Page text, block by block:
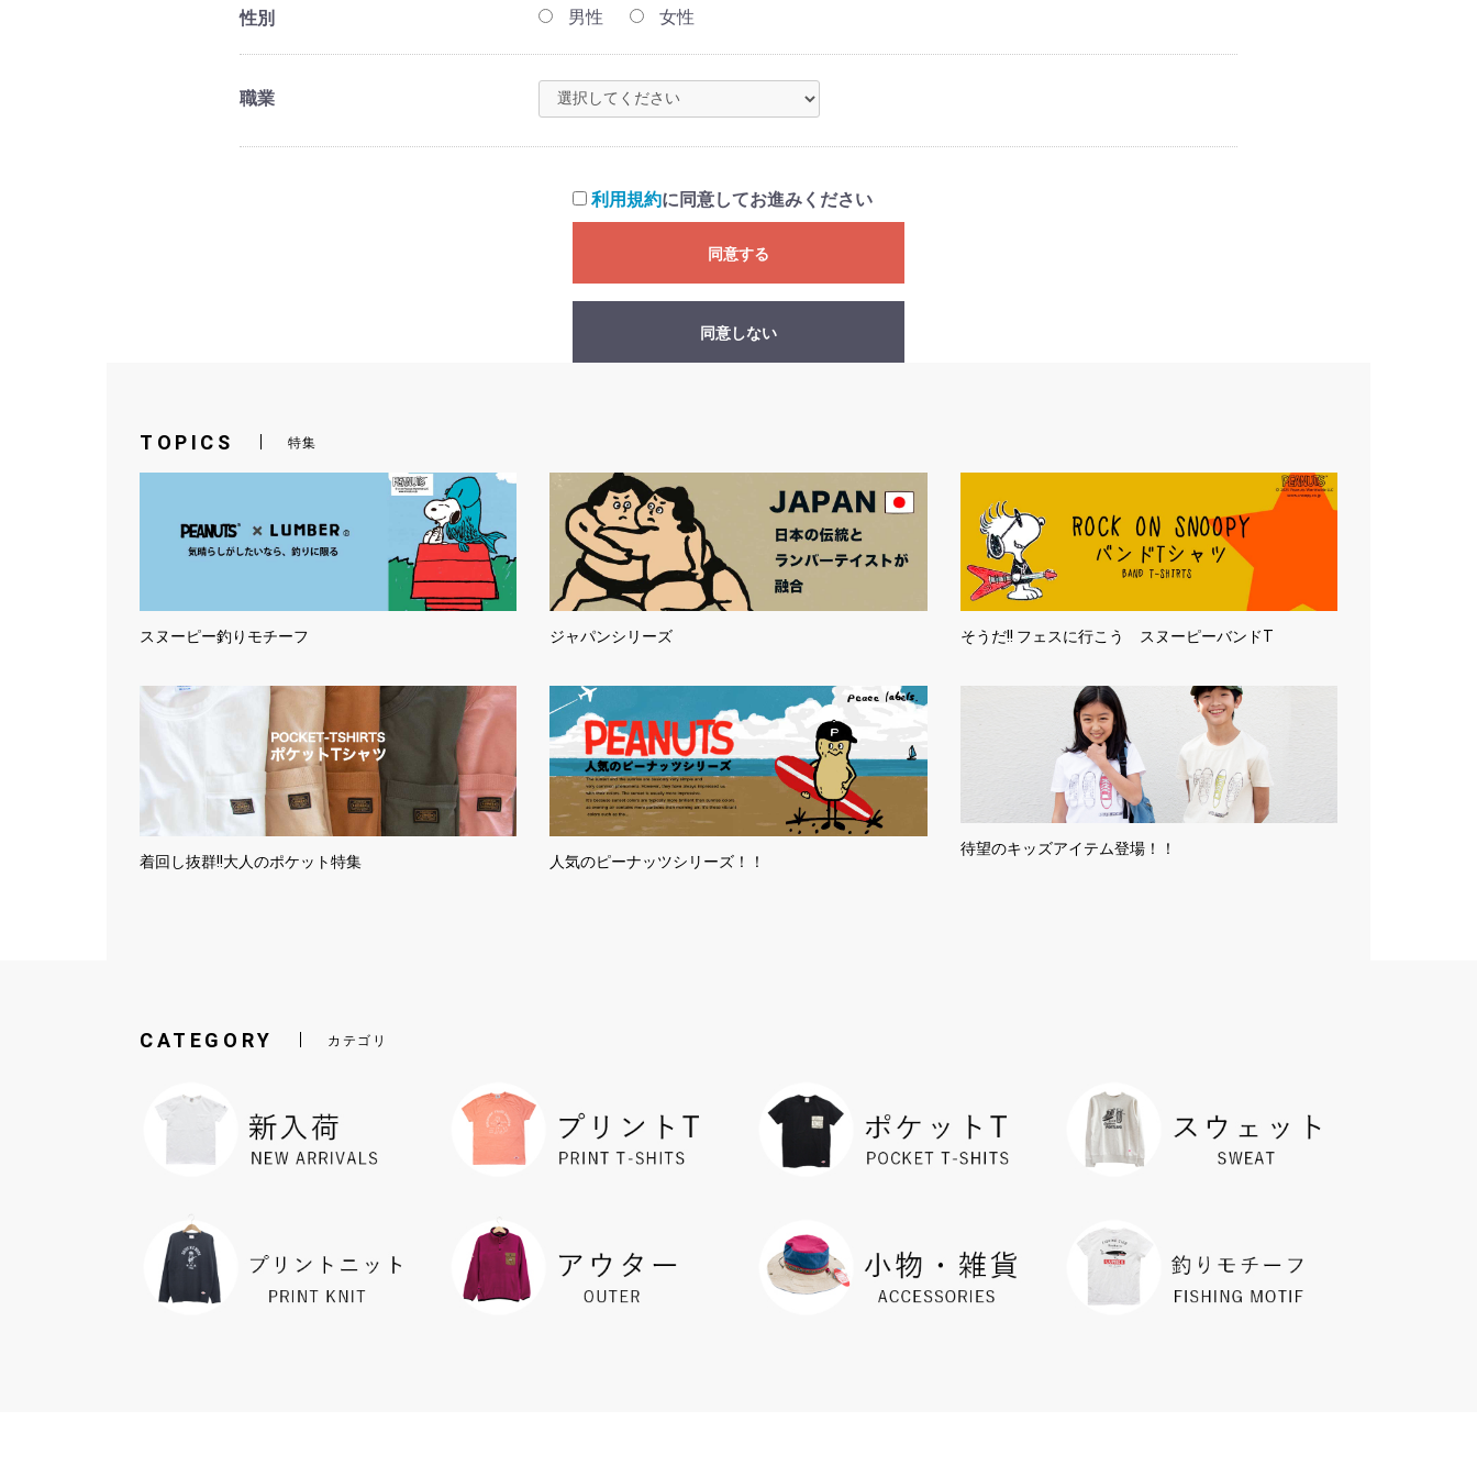
性別 男性 女性
職業
利用規約に同意してお進みください
同意する
同意しない
TOPICS 特集
スヌーピー釣りモチーフ ジャパンシリーズ そうだ!! フェスに行こう スヌーピーバンドT
着回し抜群!!大人のポケット特集 人気のピーナッツシリーズ！！
待望のキッズアイテム登場！！
CATEGORY カテゴリ